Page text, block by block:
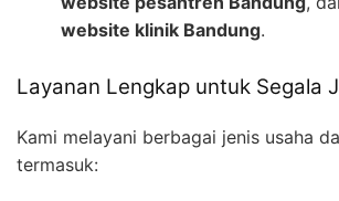
website klinik Bandung.
Layanan Lengkap untuk Segala
Kami melayani berbagai jenis usaha
termasuk: